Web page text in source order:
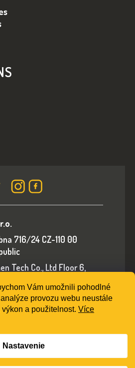
Vám umožnili pohodlné
provozu webu neustále
a použitelnost. Více
Nastavenie
716/24 CZ-110 00
Tech Co., Ltd Floor 6,
Province, China